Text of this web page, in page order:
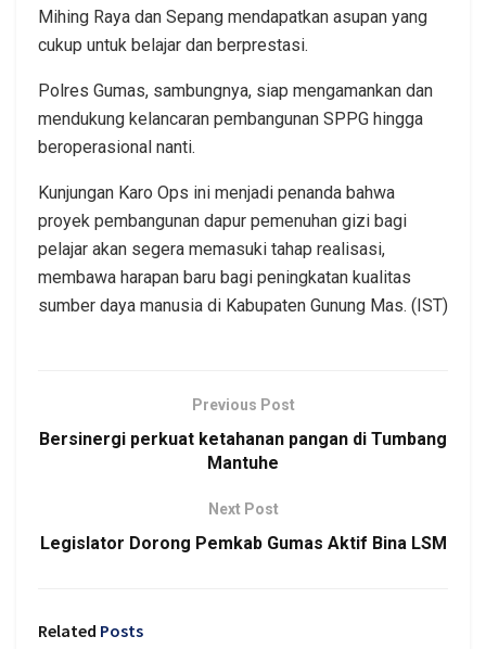
Mihing Raya dan Sepang mendapatkan asupan yang
cukup untuk belajar dan berprestasi.
Polres Gumas, sambungnya, siap mengamankan dan
mendukung kelancaran pembangunan SPPG hingga
beroperasional nanti.
Kunjungan Karo Ops ini menjadi penanda bahwa
proyek pembangunan dapur pemenuhan gizi bagi
pelajar akan segera memasuki tahap realisasi,
membawa harapan baru bagi peningkatan kualitas
sumber daya manusia di Kabupaten Gunung Mas. (IST)
Previous Post
Bersinergi perkuat ketahanan pangan di Tumbang
Mantuhe
Next Post
Legislator Dorong Pemkab Gumas Aktif Bina LSM
Related Posts